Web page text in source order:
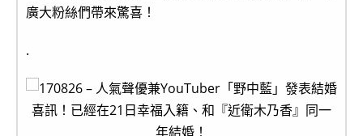
廣大粉絲們帶來驚喜！
.